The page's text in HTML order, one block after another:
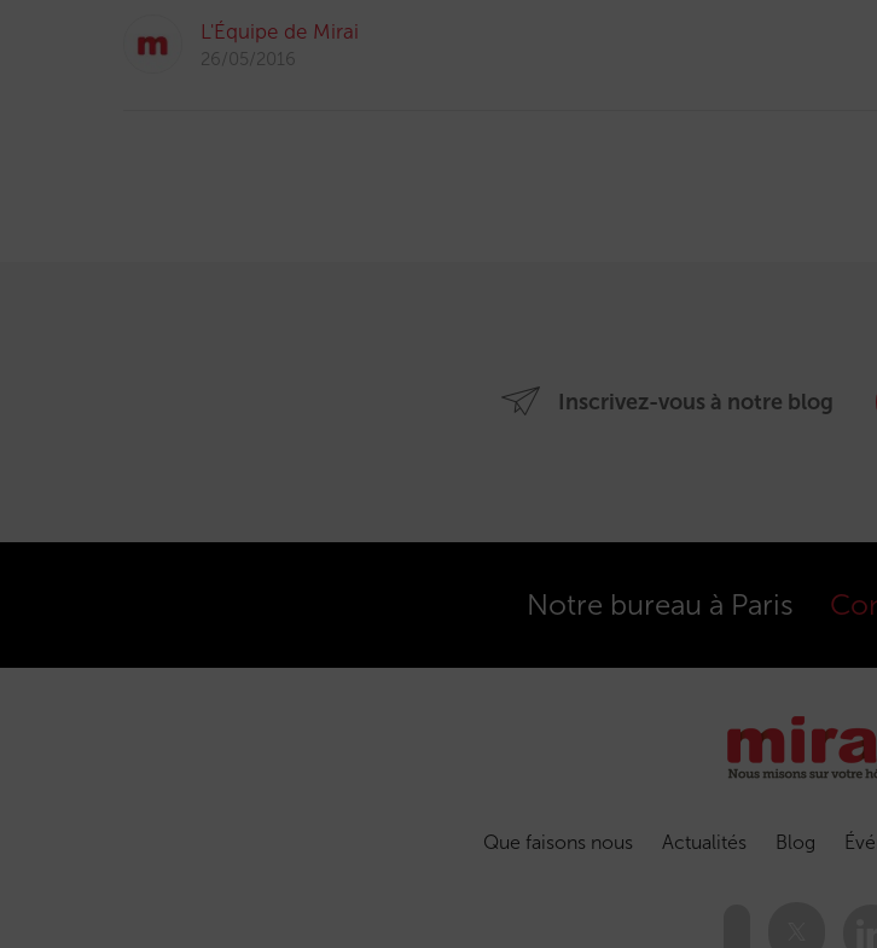
L'Équipe de Mirai
26/05/2016
Inscrivez-vous à notre blog
Notre bureau à Paris
Que faisons nous Actualités Blog